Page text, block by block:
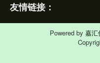
友情链接：
Powered by 嘉汇